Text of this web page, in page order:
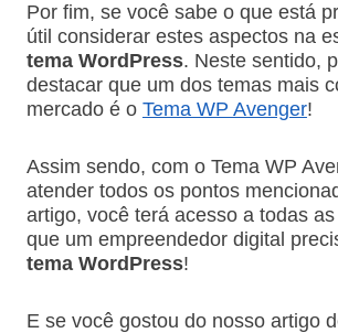
Por fim, se você sabe o que está
útil considerar estes aspectos na
tema WordPress. Neste sentido,
destacar que um dos temas mais
mercado é o Tema WP Avenger!
Assim sendo, com o Tema WP
atender todos os pontos
artigo, você terá acesso a todas
que um empreendedor digital
tema WordPress!
E se você gostou do nosso artigo